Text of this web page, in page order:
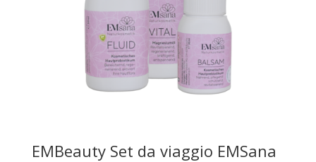
EMBeauty Set da viaggio EMSana